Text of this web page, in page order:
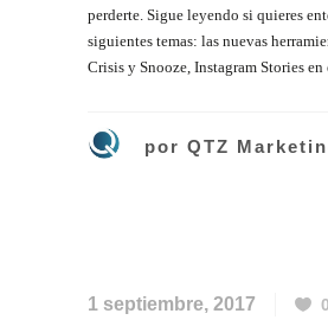
perderte. Sigue leyendo si quieres
siguientes temas: las nuevas
Crisis y Snooze, Instagram Stories en
por QTZ
1 septiembre, 2017 0